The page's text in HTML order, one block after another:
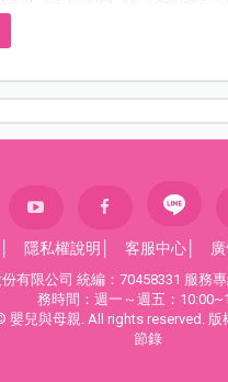
隱私權說明 客服中心
有限公司 統編：70458331 服務
務時間：週一～週五：
嬰兒與母親. All rights reserved.
節錄